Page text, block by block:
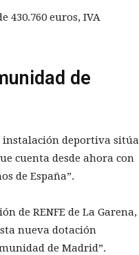
euros, IVA
de
instalación deportiva sitúa
cuenta desde ahora con
de España”.
de RENFE de La Garena,
nueva dotación
de Madrid”.